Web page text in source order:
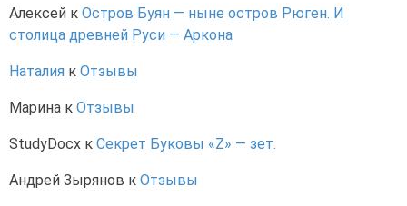
Алексей к Остров Буян — ныне остров Рюген. И
столица древней Руси — Аркона
Наталия к Отзывы
Марина к Отзывы
StudyDocx к Секрет Буковы «Z» — зет.
Андрей Зырянов к Отзывы